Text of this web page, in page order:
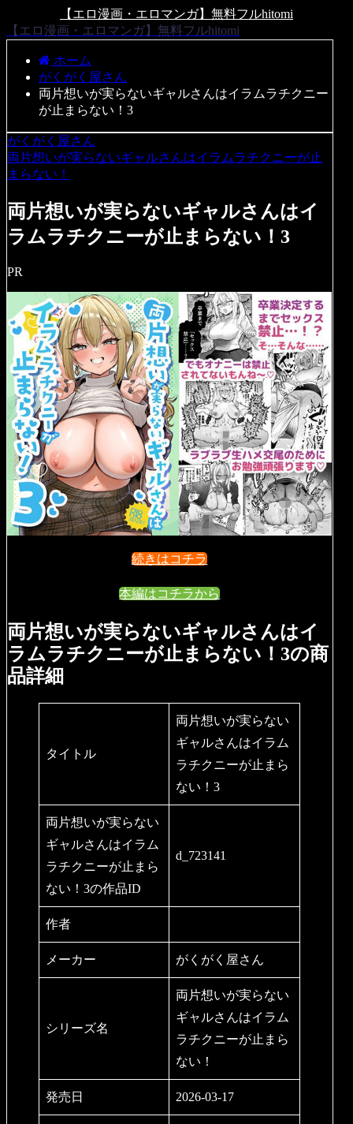
【エロ漫画・エロマンガ】無料フルhitomi
【エロ漫画・エロマンガ】無料フルhitomi
ホーム
がくがく屋さん
両片想いが実らないギャルさんはイラムラチクニー
が止まらない！3
がくがく屋さん
両片想いが実らないギャルさんはイラムラチクニーが止
まらない！
両片想いが実らないギャルさんはイ
ラムラチクニーが止まらない！3
PR
続きはコチラ
本編はコチラから
両片想いが実らないギャルさんはイ
ラムラチクニーが止まらない！3の商
品詳細
タイトル
両片想いが実らない
ギャルさんはイラム
ラチクニーが止まら
ない！3
両片想いが実らない
ギャルさんはイラム
ラチクニーが止まら
ない！3の作品ID
d_723141
作者
メーカー がくがく屋さん
シリーズ名
両片想いが実らない
ギャルさんはイラム
ラチクニーが止まら
ない！
発売日 2026-03-17